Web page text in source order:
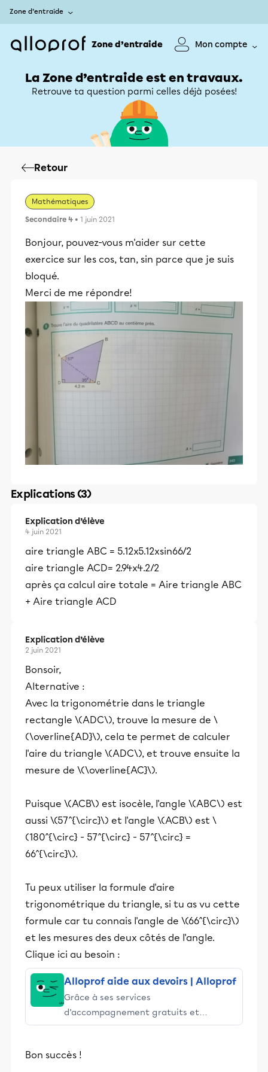
Zone d’entraide
Zone d’entraide Mon compte
La Zone d’entraide est en travaux.
Retrouve ta question parmi celles déjà posées!
Retour
Mathématiques
Secondaire 4 • 1 juin 2021
Bonjour, pouvez-vous m'aider sur cette
exercice sur les cos, tan, sin parce que je suis
bloqué.
Merci de me répondre!
Explications (3)
Explication d’élève
4 juin 2021
aire triangle ABC = 5.12x5.12xsin66/2
aire triangle ACD= 2.94x4.2/2
après ça calcul aire totale = Aire triangle ABC
+ Aire triangle ACD
Explication d’élève
2 juin 2021
Bonsoir,
Alternative :
Avec la trigonométrie dans le triangle
rectangle \(ADC\), trouve la mesure de \
(\overline{AD}\), cela te permet de calculer
l'aire du triangle \(ADC\), et trouve ensuite la
mesure de \(\overline{AC}\).
Puisque \(ACB\) est isocèle, l'angle \(ABC\) est
aussi \(57^{\circ}\) et l'angle \(ACB\) est \
(180^{\circ} - 57^{\circ} - 57^{\circ} =
66^{\circ}\).
Tu peux utiliser la formule d'aire
trigonométrique du triangle, si tu as vu cette
formule car tu connais l'angle de \(66^{\circ}\)
et les mesures des deux côtés de l'angle.
Clique ici au besoin :
Alloprof aide aux devoirs | Alloprof
Grâce à ses services
d’accompagnement gratuits et
stimulants, Alloprof engage les élèves
éducative.
Bon succès !